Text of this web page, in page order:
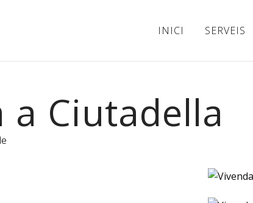
INICI SERVEIS
a Ciutadella